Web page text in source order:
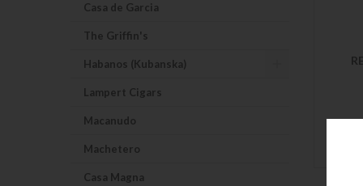
Casa de Garcia
The Griffin's
Habanos (Kubanska)
Lampert Cigars
Macanudo
Machetero
Casa Magna